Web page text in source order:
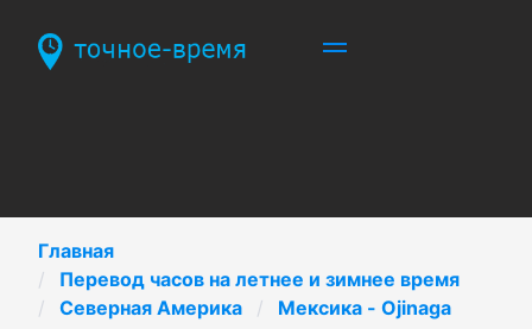
Главная
Перевод часов на летнее и зимнее время
Северная Америка
Мексика - Ojinaga